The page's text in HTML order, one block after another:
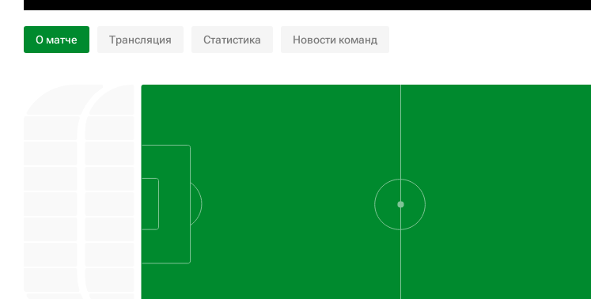
О матче Трансляция Статистика Новости команд